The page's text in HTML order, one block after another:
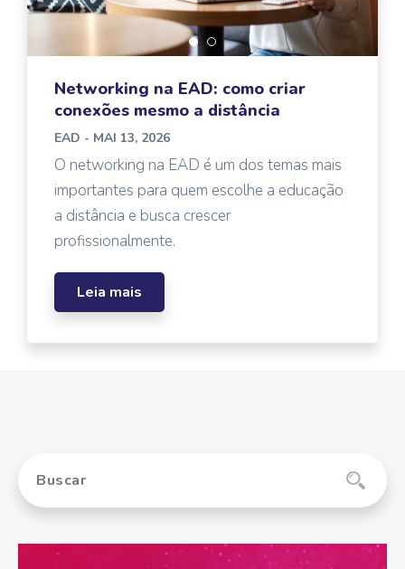
Networking na EAD: como criar
conexões mesmo a distância
EAD - MAI 13, 2026
O networking na EAD é um dos temas mais
importantes para quem escolhe a educação
a distância e busca crescer
profissionalmente.
Leia mais